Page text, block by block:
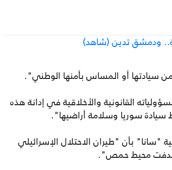
ودمشق تدين (شاهد)
أو المساس بأمنها الوطني".
القانونية والأخلاقية في إدانة هذه
سيادة سوريا وسلامة أراضيها".
"سانا" بأن "طيران الاحتلال الإسرائيلي
محيط حمص".